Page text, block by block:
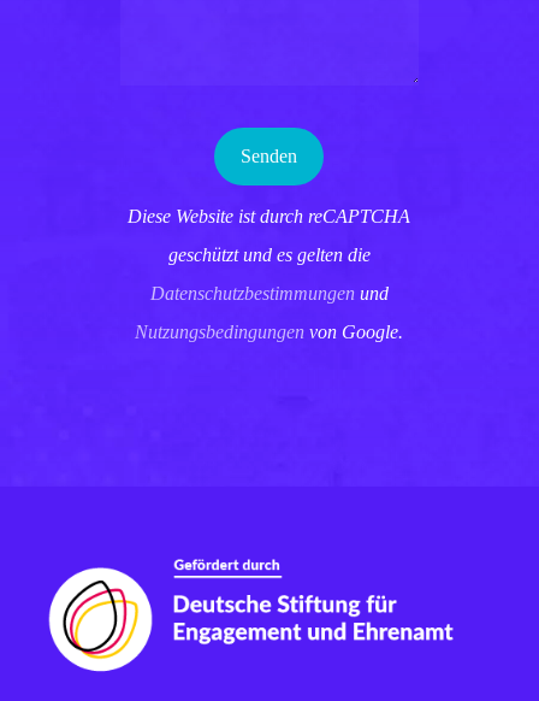
Diese Website ist durch reCAPTCHA
geschützt und es gelten die
Datenschutzbestimmungenund
Nutzungsbedingungen von Google.